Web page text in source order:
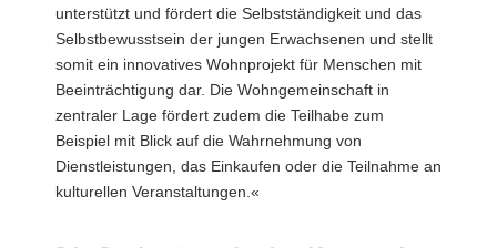
unterstützt und fördert die Selbstständigkeit und das
Selbstbewusstsein der jungen Erwachsenen und stellt
somit ein innovatives Wohnprojekt für Menschen mit
Beeinträchtigung dar. Die Wohngemeinschaft in
zentraler Lage fördert zudem die Teilhabe zum
Beispiel mit Blick auf die Wahrnehmung von
Dienstleistungen, das Einkaufen oder die Teilnahme an
kulturellen Veranstaltungen.«